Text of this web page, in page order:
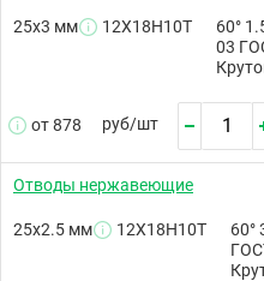
25х3 мм 12Х18Н10Т
60°
03
от 878 руб/шт
Отводы нержавеющие
25х2.5 мм 12Х18Н10Т
60°